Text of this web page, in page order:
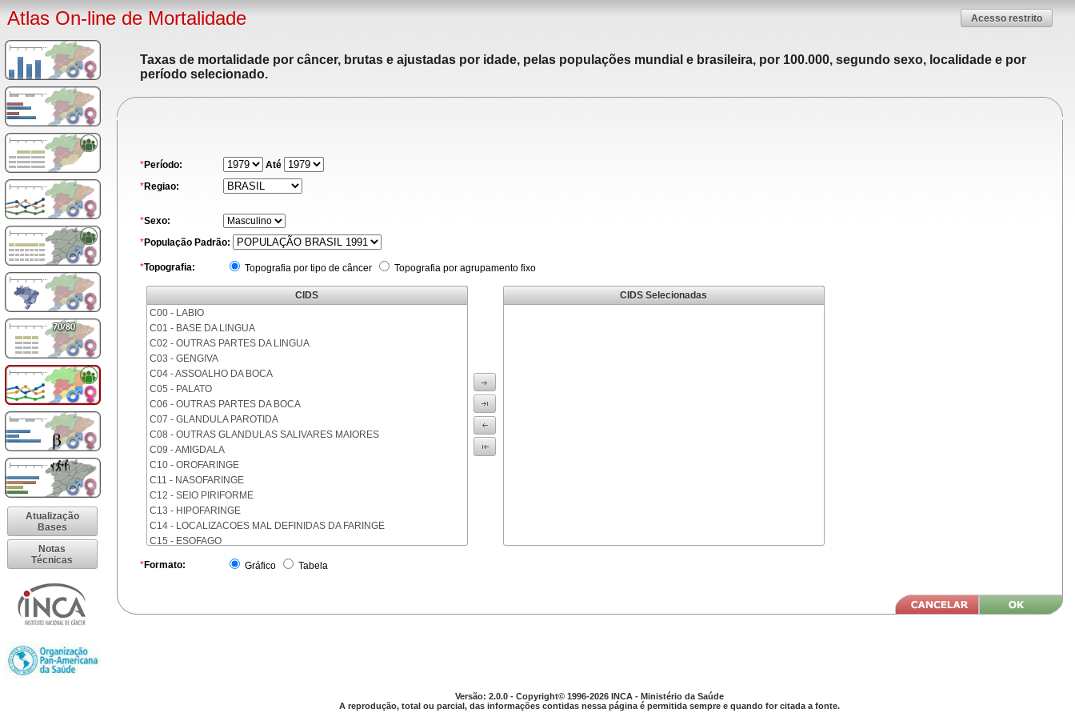
Atlas On-line de Mortalidade Acesso restrito
Atualização
Bases
Notas
Técnicas
Taxas de mortalidade por câncer, brutas e ajustadas por idade, pelas populações mundial e brasileira, por 100.000, segundo sexo, localidade e por
período selecionado.
*Período:
Até
*Regiao:
*Sexo:
*População Padrão:
*Topografia: Topografia por tipo de câncer Topografia por agrupamento fixo
CIDS
C00 - LABIO
C01 - BASE DA LINGUA
C02 - OUTRAS PARTES DA LINGUA
C03 - GENGIVA
C04 - ASSOALHO DA BOCA
C05 - PALATO
C06 - OUTRAS PARTES DA BOCA
C07 - GLANDULA PAROTIDA
C08 - OUTRAS GLANDULAS SALIVARES MAIORES
C09 - AMIGDALA
C10 - OROFARINGE
C11 - NASOFARINGE
C12 - SEIO PIRIFORME
C13 - HIPOFARINGE
C14 - LOCALIZACOES MAL DEFINIDAS DA FARINGE
C15 - ESOFAGO
C17 - INTESTINO DELGADO
C20 - RETO
C26 - LOCALIZACOES MAL DEFINIDAS NO APARELHO DIGESTIVO
CIDS Selecionadas
*Formato: Gráfico Tabela
Versão: 2.0.0 - Copyright© 1996-2026 INCA - Ministério da Saúde
A reprodução, total ou parcial, das informações contidas nessa página é permitida sempre e quando for citada a fonte.